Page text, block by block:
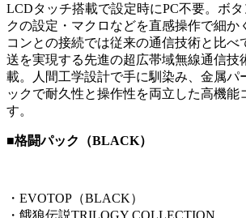
LCDタッチ搭載で設定時にPC不要。ボ
クの設定・マクロなどを直感操作で細か
コンとの接続では従来の通信技術と比べ
送を実現する先進の超広帯域無線通信技
載。人間工学設計で手に馴染み、金属パ
ックで耐久性と操作性を両立した高機能
す。
■格闘パック（BLACK）
・EVOTOP（BLACK）
・餓狼伝説TRILOGY COLLECTION